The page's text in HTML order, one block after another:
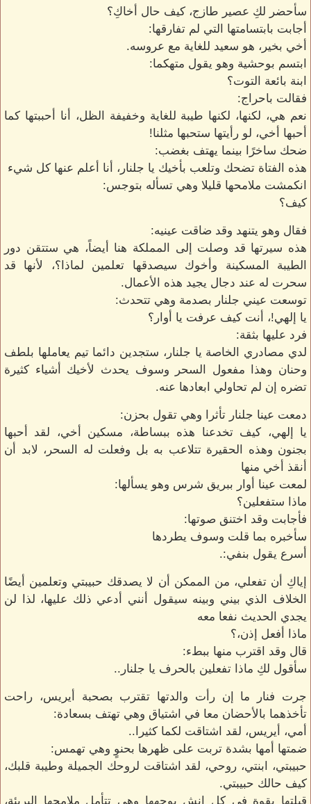
سأحضر لكِ عصير طازج، كيف حال أخاكِ؟
أجابت بابتسامتها التي لم تفارقها:
أخي بخير، هو سعيد للغاية مع عروسه.
ابتسم بوحشية وهو يقول متهكما:
ابنة بائعة التوت؟
فقالت باحراج:
نعم هي، لكنها، لكنها طيبة للغاية وخفيفة الظل، أنا أحببتها كما
أحبها أخي، لو رأيتها ستحبها مثلنا!
ضحك ساخرًا بينما يهتف بغضب:
هذه الفتاة تضحك وتلعب بأخيك يا جلنار، أنا أعلم عنها كل شيء
انكمشت ملامحها قليلا وهي تسأله بتوجس:
كيف؟
فقال وهو يتنهد وقد ضاقت عينيه:
هذه سيرتها قد وصلت إلى المملكة هنا أيضاً، هي ستتقن دور
الطيبة المسكينة وأخوك سيصدقها تعلمين لماذا؟، لأنها قد
سحرت له عند دجال يجيد هذه الأعمال.
توسعت عيني جلنار بصدمة وهي تتحدث:
يا إلهي!، أنت كيف عرفت يا أوار؟
فرد عليها بثقة:
لدي مصادري الخاصة يا جلنار، ستجدين دائما تيم يعاملها بلطف
وحنان وهذا مفعول السحر وسوف يحدث لأخيك أشياء كثيرة
تضره إن لم تحاولي ابعادها عنه.
دمعت عينا جلنار تأثرا وهي تقول بحزن:
يا إلهي، كيف تخدعنا هذه ببساطة، مسكين أخي، لقد أحبها
بجنون وهذه الحقيرة تتلاعب به بل وفعلت له السحر، لابد أن
أنقذ أخي منها
لمعت عينا أوار ببريق شرس وهو يسألها:
ماذا ستفعلين؟
فأجابت وقد اختنق صوتها:
سأخبره بما قلت وسوف يطردها
أسرع يقول بنفي:.
إياكِ أن تفعلي، من الممكن أن لا يصدقك حبيبتي وتعلمين أيضًا
الخلاف الذي بيني وبينه سيقول أنني أدعي ذلك عليها، لذا لن
يجدي الحديث نفعا معه
ماذا أفعل إذن،؟
قال وقد اقترب منها ببطء:
سأقول لكِ ماذا تفعلين بالحرف يا جلنار..
جرت فنار ما إن رأت والدتها تقترب بصحبة أيريس، راحت
تأخذهما بالأحضان معا في اشتياق وهي تهتف بسعادة:
أمي، أيريس، لقد اشتاقت لكما كثيرا..
ضمتها أمها بشدة تربت على ظهرها بحنوٍ وهي تهمس:
حبيبتي، ابنتي، روحي، لقد اشتاقت لروحك الجميلة وطيبة قلبك،
كيف حالك حبيبتي.
قبلتها بقوة في كل انش بوجهها وهي تتأمل ملامحها البريئة،